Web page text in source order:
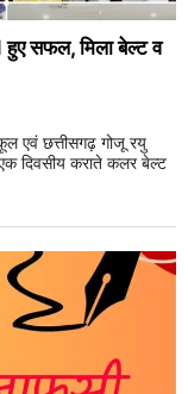
हुए सफल, मिला बेल्ट व
एवं छत्तीसगढ़ गोजू रयु
दिवसीय कराते कलर बेल्ट